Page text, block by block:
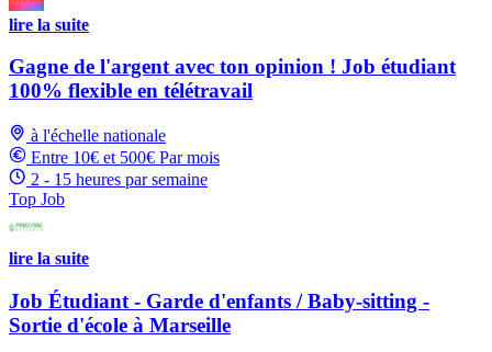
lire la suite
Gagne de l'argent avec ton opinion ! Job étudiant
100% flexible en télétravail
à l'échelle nationale
Entre 10€ et 500€ Par mois
2 - 15 heures par semaine
Top Job
lire la suite
Job Étudiant - Garde d'enfants / Baby-sitting -
Sortie d'école à Marseille